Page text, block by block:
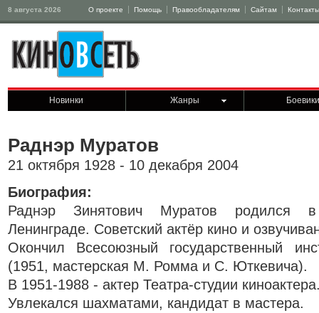
8 августа 2026 О проекте Помощь Правообладателям Сайтам Контакты
Новинки Жанры Боевики
Раднэр Муратов
21 октября 1928 - 10 декабря 2004
Биография:
Раднэр Зинятович Муратов родился в
Ленинграде. Советский актёр кино и
Окончил Всесоюзный государственный
(1951, мастерская М. Ромма и С. Юткевича).
В 1951-1988 - актер Театра-студии
Увлекался шахматами, кандидат в мастера.